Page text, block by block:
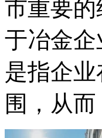
市重要
于冶金
是指企
围，从而